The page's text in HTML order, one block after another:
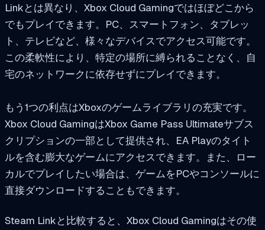
Linkとは異なり、Xbox Cloud Gamingではほぼどこから
でもプレイできます。PC、スマートフォン、タブレッ
ト、テレビなど、様々なデバイスでアクセス可能です。
この柔軟性により、特定の場所に縛られることなく、自
宅のネットワークに依存せずにプレイできます。
もう1つの利点はXboxのゲームライブラリの充実です。
Xbox Cloud GamingはXbox Game Pass Ultimateサブス
クリプションの一部として提供され、EA Playのタイト
ルを含む膨大なゲームにアクセスできます。また、ロー
カルでプレイしたい場合は、ゲームをPCやコンソールに
直接ダウンロードすることもできます。
Steam Linkと比較すると、Xbox Cloud Gamingはその使